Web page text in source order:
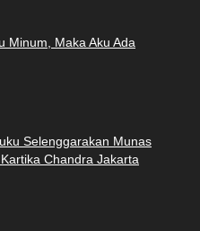
Minum, Maka Aku Ada
Selenggarakan Munas
Chandra Jakarta